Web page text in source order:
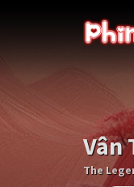
Vân
The